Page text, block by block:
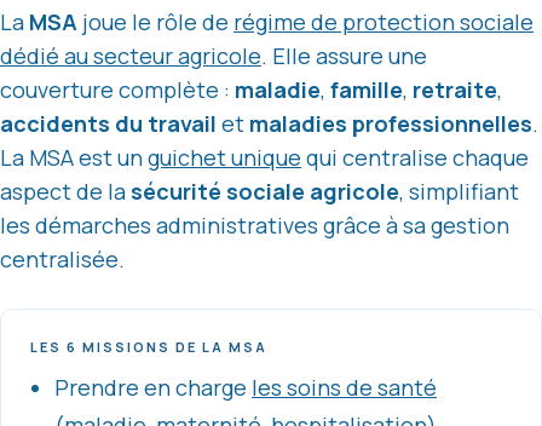
La MSA joue le rôle de régime de protection sociale
dédié au secteur agricole. Elle assure une
couverture complète : maladie, famille, retraite,
accidents du travail et maladies professionnelles.
La MSA est unguichet unique qui centralise chaque
aspect de lasécurité sociale agricole, simplifiant
les démarches administratives grâce à sa gestion
centralisée.
LES 6 MISSIONS DE LA MSA
Prendre en charge les soins de santé